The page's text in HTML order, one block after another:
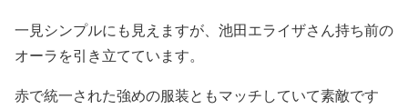
一見シンプルにも見えますが、池田エライザさん持ち前の
オーラを引き立てています。
赤で統一された強めの服装ともマッチしていて素敵です